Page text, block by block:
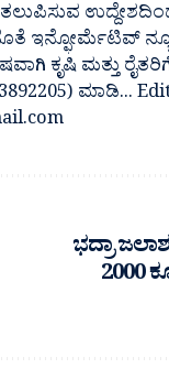
ಇನ್ಫೋರ್ಮೆಟಿವ್
ಕೃಷಿ ಮತ್ತು
ಮಾಡಿ...
ಭದ್ರಾ
2000